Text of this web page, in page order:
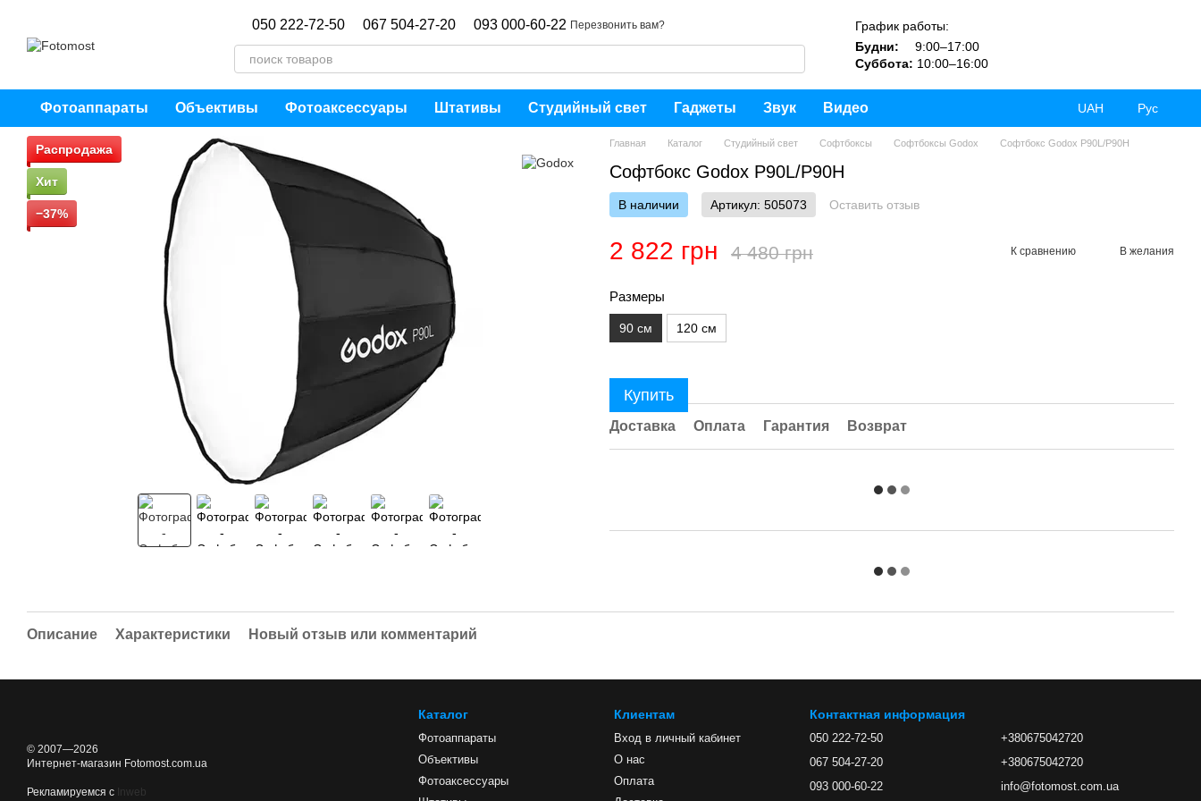
050 222-72-50 067 504-27-20 093 000-60-22 Перезвонить вам?
График работы:
Будни:
9:00–17:00
Суббота: 10:00–16:00
Фотоаппараты Объективы Фотоаксессуары Штативы Студийный свет Гаджеты Звук Видео UAH Рус
Распродажа
Хит
−37%
Главная Каталог Студийный свет Софтбоксы Софтбоксы Godox Софтбокс Godox P90L/P90H
Софтбокс Godox P90L/P90H
В наличии Артикул: 505073 Оставить отзыв
2 822 грн 4 480 грн К сравнению В желания
Размеры
90 см 120 см
Купить
Доставка Оплата Гарантия Возврат
Описание Характеристики Новый отзыв или комментарий
© 2007—2026
Интернет-магазин Fotomost.com.ua
Рекламируемся с Inweb
Каталог
Фотоаппараты
Объективы
Фотоаксессуары
Клиентам
Вход в личный кабинет
О нас
Оплата
Контактная информация
050 222-72-50
067 504-27-20
093 000-60-22
+380675042720
+380675042720
info@fotomost.com.ua